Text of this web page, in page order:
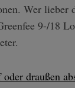
Wer lieber
9-/18